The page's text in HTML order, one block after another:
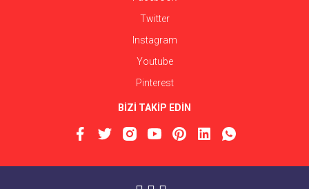
Twitter
Instagram
Youtube
Pinterest
BİZİ TAKİP EDİN